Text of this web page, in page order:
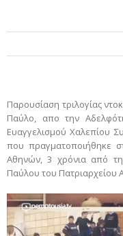
Παρουσίαση τριλογίας
Παύλο, απο την
Ευαγγελισμού Χαλεπίου
που πραγματοποιήθηκε
Αθηνών, 3 χρόνια από
Παύλου του Πατριαρχείου